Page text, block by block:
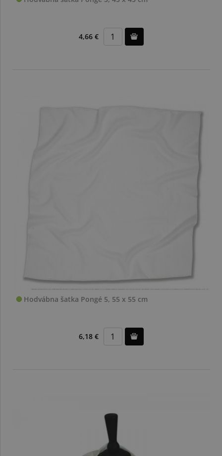
4,66 €
Hodvábna šatka Pongé 5, 55 x 55 cm
6,18 €